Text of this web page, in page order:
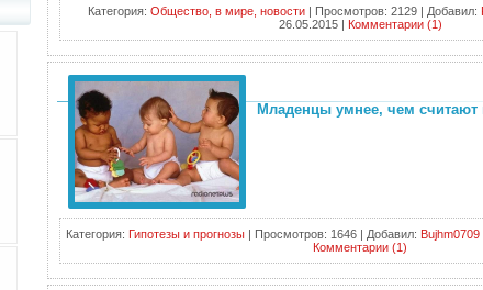
Категория: Общество, в мире, новости | Просмотров: 2129 | Добавил:
26.05.2015 | Комментарии (1)
Младенцы умнее, чем считают
Категория: Гипотезы и прогнозы | Просмотров: 1646 | Добавил: Bujhm0709
Комментарии (1)